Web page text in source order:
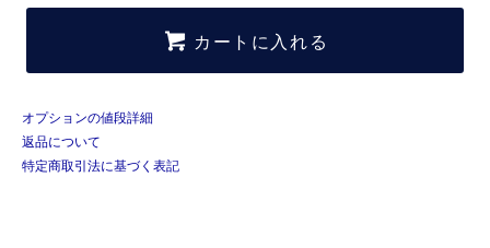
カートに入れる
オプションの値段詳細
返品について
特定商取引法に基づく表記